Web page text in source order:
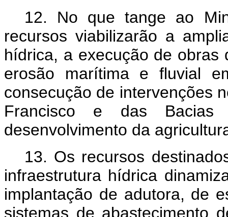
12. No que tange ao
recursos viabilizarão a
hídrica, a execução de
erosão marítima e fluvial
consecução de intervenções
Francisco e das
desenvolvimento da
13. Os recursos
infraestrutura hídrica
implantação de adutora, de
sistemas de abastecimento